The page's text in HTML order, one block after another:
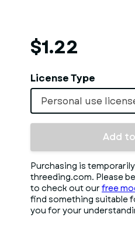
$1.22
License Type
Personal use
Add
Purchasing is
threeding.com. Please
to check out our free
find something suitable
you for your